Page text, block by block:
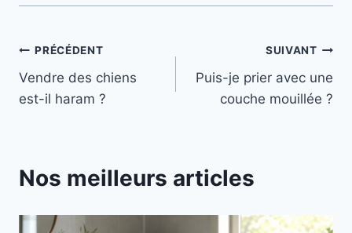
Navigation
de
PRÉCÉDENT
Vendre des chiens
est-il haram ?
SUIVANT
Puis-je prier avec une
couche mouillée ?
Nos meilleurs articles